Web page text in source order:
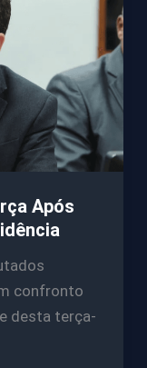
Após
confronto
desta terça-